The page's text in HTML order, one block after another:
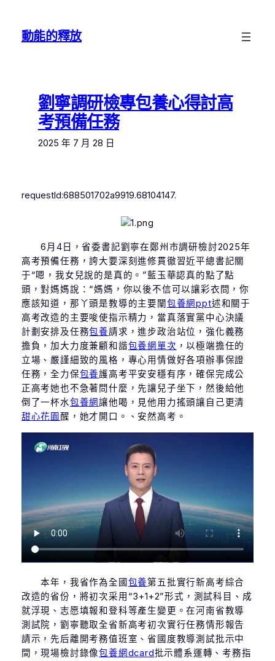
動能的釋放
劉寧調研檢專包養心得討高
考預備任務
2025 年 7 月 28 日
requestId:688501702a9919.68104147.
6月4日，省委書記劉寧在鄭州市調研檢討2025年
高考預備任務，誇大要深刻進修貫徹習近平總書記關
于“嗯，我女兒說的是真的。”藍玉華認真的點了點
頭，對媽媽說：“媽媽，你以後不信可以讓彩衣問，你
應該知道，那丫頭是教導的主要闡包養網ppt述和關于
高考改造的主要唆使指示精力，當真落實黨中心決議
計劃安排及任務包養請求，進步政治站位，強化義務
擔負，加大力度兼顧和諧包養網單次 ，以極端擔任的
立場、嚴謹細致的風格，專心用情做好各項辦事保證
任務，全力保包養護高考平安安穩有序，確保完成公
正高考她也不急著問什麼，先讓兒子坐下，然後給他
倒了一杯水包養網讓他喝，見他用力搖頭讓自己更清
甜心花園醒，她才開口。、安然高考。
本年，我省作為全國 包養第五批實行新高考綜合
改造的省份，將初次采用“3+1+2”形式，測試科目、成
就浮現、志愿填報和登科等產生變更。在河南省教導
測試院，劉寧聽取全省新高考初次實行任務情形報告
請示，先后離開考務值班室、省國度教導測試批示中
間，現場檢討錄像包養網dcard批示體系運轉、考務指